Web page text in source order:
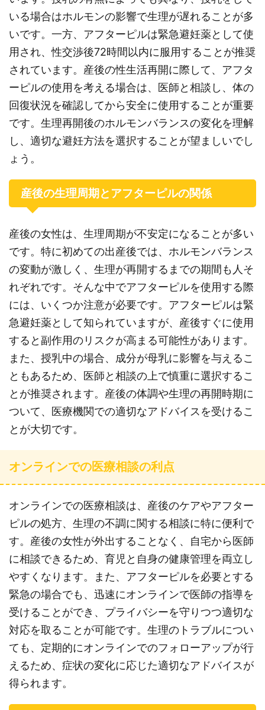
いる場合はホルモンの影響で生理が遅れることが多
いです。一方、アフターピルは緊急避妊薬として使
用され、性交渉後72時間以内に服用することが推奨
されています。産後の性生活再開に際して、アフタ
ーピルの使用を考える場合は、医師と相談し、体の
回復状況を確認してから安全に使用することが重要
です。生理再開後のホルモンバランスの変化を理解
し、適切な避妊方法を選択することが望ましいでし
ょう。
産後の生理周期とアフターピルの関係
産後の女性は、生理周期が不安定になることが多い
です。特に初めての出産後では、ホルモンバランス
の変動が激しく、生理が再開するまでの期間も人そ
れぞれです。そんな中でアフターピルを使用する際
には、いくつか注意が必要です。アフターピルは緊
急避妊薬として知られていますが、産後すぐに使用
すると副作用のリスクが高まる可能性があります。
また、授乳中の場合、成分が母乳に影響を与えるこ
ともあるため、医師と相談の上で慎重に選択するこ
とが推奨されます。産後の体調や生理の再開時期に
ついて、医療機関での適切なアドバイスを受けるこ
とが大切です。
オンラインでの医療相談の利点
オンラインでの医療相談は、産後のケアやアフター
ピルの処方、生理の不調に関する相談に特に便利で
す。産後の女性が外出することなく、自宅から医師
に相談できるため、育児と自身の健康管理を両立し
やすくなります。また、アフターピルを必要とする
緊急の場合でも、迅速にオンラインで医師の指導を
受けることができ、プライバシーを守りつつ適切な
対応を取ることが可能です。生理のトラブルについ
ても、定期的にオンラインでのフォローアップが行
えるため、症状の変化に応じた適切なアドバイスが
得られます。